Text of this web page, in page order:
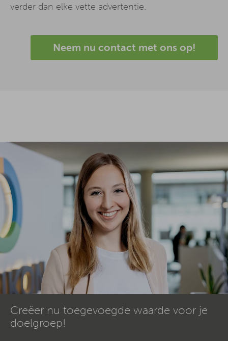
verder dan elke vette advertentie.
Neem nu contact met ons op!
Creëer nu toegevoegde waarde voor je
doelgroep!